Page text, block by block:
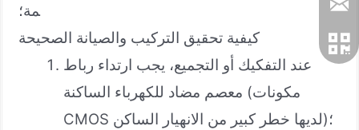
مة؛
كيفية تحقيق التركيب والصيانة الصحيحة
عند التفكيك أو التجميع، يجب ارتداء رباط
معصم مضاد للكهرباء الساكنة (مكونات
CMOS لديها خطر كبير من الانهيار الساكن)؛